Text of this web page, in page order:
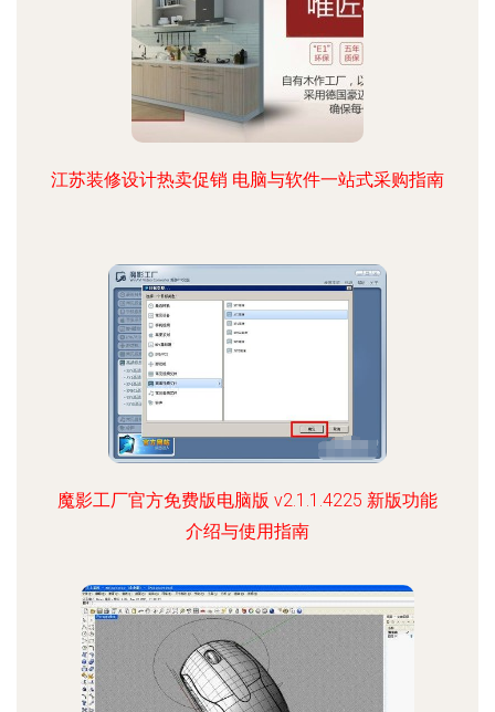
江苏装修设计热卖促销 电脑与软件一站式采购指南
魔影工厂官方免费版电脑版 v2.1.1.4225 新版功能
介绍与使用指南